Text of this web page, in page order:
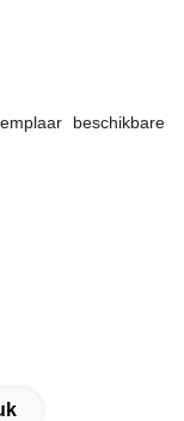
beschikbare